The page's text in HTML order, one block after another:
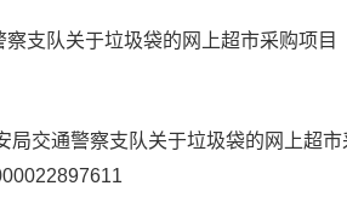
支队关于垃圾袋的网上超市采购项目
局交通警察支队关于垃圾袋的网上超